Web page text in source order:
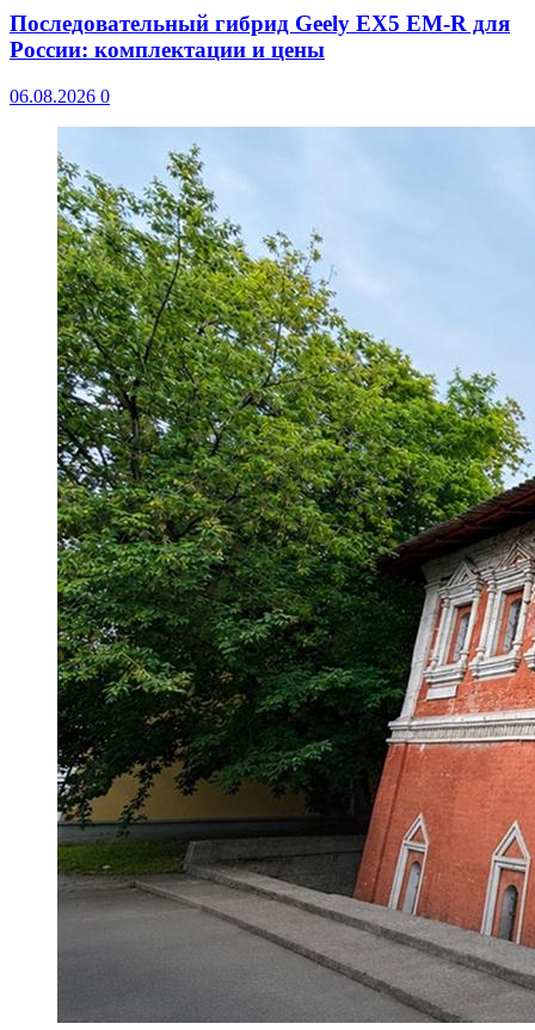
Последовательный гибрид Geely EX5 EM-R для
России: комплектации и цены
06.08.2026 0